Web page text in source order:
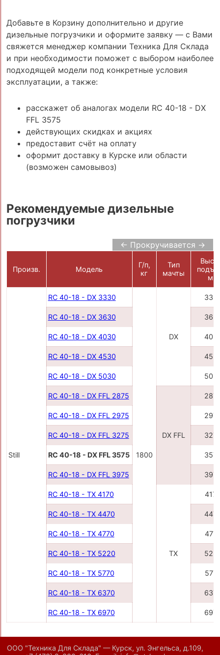
Добавьте в Корзину дополнительно и другие
дизельные погрузчики и оформите заявку — с Вами
свяжется менеджер компании Техника Для Склада
и при необходимости поможет с выбором наиболее
подходящей модели под конкретные условия
эксплуатации, а также:
расскажет об аналогах модели RC 40-18 - DX
FFL 3575
действующих скидках и акциях
предоставит счёт на оплату
оформит доставку в Курске или области
(возможен самовывоз)
Рекомендуемые дизельные
погрузчики
← Прокручивается →
Произв. Модель
Г/п,
кг
Тип
мачты
мм
Still
RC 40-18 - DX 3330
1800
DX
RC 40-18 - DX 3630
RC 40-18 - DX 4030
RC 40-18 - DX 4530
RC 40-18 - DX 5030
RC 40-18 - DX FFL 2875
DX FFL
RC 40-18 - DX FFL 2975
RC 40-18 - DX FFL 3275
RC 40-18 - DX FFL 3575
RC 40-18 - DX FFL 3975
RC 40-18 - TX 4170
TX
RC 40-18 - TX 4470
RC 40-18 - TX 4770
RC 40-18 - TX 5220
RC 40-18 - TX 5770
RC 40-18 - TX 6370
RC 40-18 - TX 6970
ООО "Техника Для Склада" — Курск, ул. Энгельса, д.109,